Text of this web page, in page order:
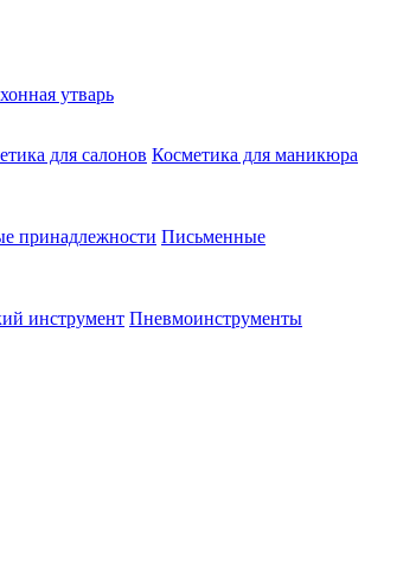
утварь
для салонов Косметика для маникюра
принадлежности Письменные
инструмент Пневмоинструменты